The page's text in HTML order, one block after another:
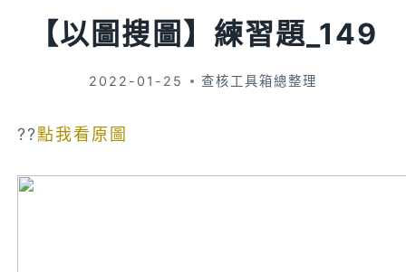
【以圖搜圖】練習題_149
2022-01-25 查核工具箱總整理
??點我看原圖